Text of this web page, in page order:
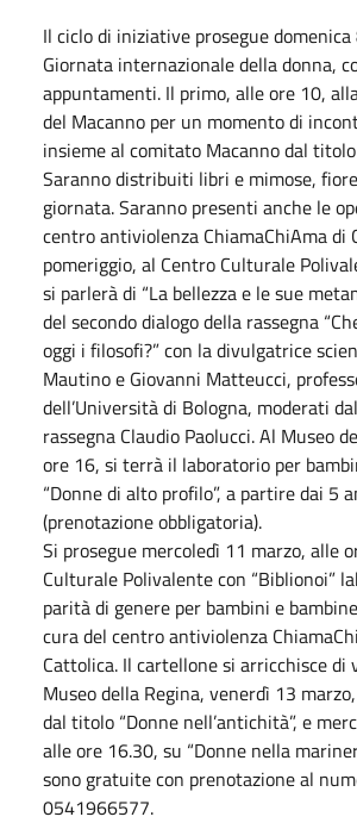
Il ciclo di iniziative prosegue domenica
Giornata internazionale della donna,
appuntamenti. Il primo, alle ore 10,
del Macanno per un momento di
insieme al comitato Macanno dal titolo
Saranno distribuiti libri e mimose,
giornata. Saranno presenti anche le
centro antiviolenza ChiamaChiAma di
pomeriggio, al Centro Culturale
si parlerà di “La bellezza e le sue
del secondo dialogo della rassegna
oggi i filosofi?” con la divulgatrice
Mautino e Giovanni Matteucci,
dell’Università di Bologna, moderati
rassegna Claudio Paolucci. Al Museo
ore 16, si terrà il laboratorio per
“Donne di alto profilo”, a partire dai 5
(prenotazione obbligatoria).
Si prosegue mercoledì 11 marzo, alle
Culturale Polivalente con “Biblionoi”
parità di genere per bambini e
cura del centro antiviolenza
Cattolica. Il cartellone si arricchisce di
Museo della Regina, venerdì 13
dal titolo “Donne nell’antichità”, e
alle ore 16.30, su “Donne nella
sono gratuite con prenotazione al
0541966577.